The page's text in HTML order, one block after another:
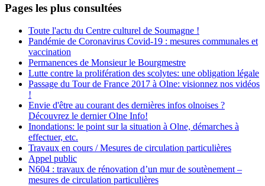
Pages les plus consultées
Toute l'actu du Centre culturel de Soumagne !
Pandémie de Coronavirus Covid-19 : mesures communales et
vaccination
Permanences de Monsieur le Bourgmestre
Lutte contre la prolifération des scolytes: une obligation légale
Passage du Tour de France 2017 à Olne: visionnez nos vidéos
!
Envie d'être au courant des dernières infos olnoises ?
Découvrez le dernier Olne Info!
Inondations: le point sur la situation à Olne, démarches à
effectuer, etc.
Travaux en cours / Mesures de circulation particulières
Appel public
N604 : travaux de rénovation d’un mur de soutènement –
mesures de circulation particulières